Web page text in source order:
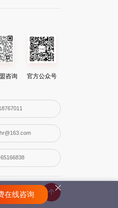
咨询 官方公众号
在线咨询